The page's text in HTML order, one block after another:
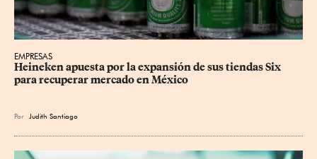
EMPRESAS
Heineken apuesta por la expansión de sus tiendas Six
para recuperar mercado en México
Por Judith Santiago